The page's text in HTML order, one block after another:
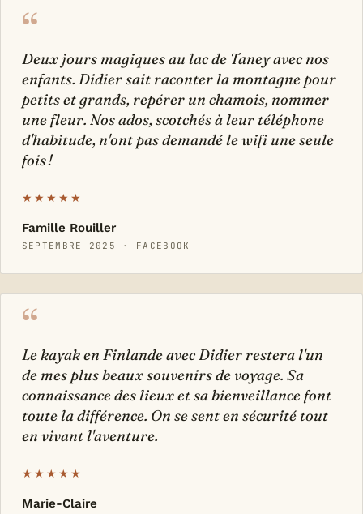
“
Deux jours magiques au lac de Taney avec nos
enfants. Didier sait raconter la montagne pour
petits et grands, repérer un chamois, nommer
une fleur. Nos ados, scotchés à leur téléphone
d'habitude, n'ont pas demandé le wifi une seule
fois !
★★★★★
Famille Rouiller
SEPTEMBRE 2025 · FACEBOOK
“
Le kayak en Finlande avec Didier restera l'un
de mes plus beaux souvenirs de voyage. Sa
connaissance des lieux et sa bienveillance font
toute la différence. On se sent en sécurité tout
en vivant l'aventure.
★★★★★
Marie-Claire